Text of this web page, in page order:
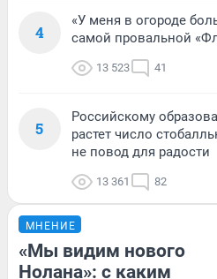
4
«У меня в огороде
самой провальной
13 523 41
5
Российскому
растет число
не повод для радости
13 361 82
МНЕНИЕ
«Мы видим нового
Нолана»: с каким